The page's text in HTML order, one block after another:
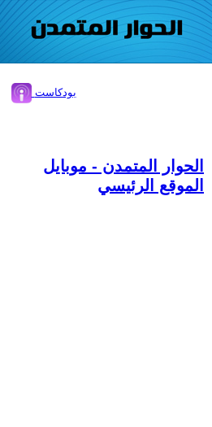
بودكاست
الحوار المتمدن - موبايل
الموقع الرئيسي